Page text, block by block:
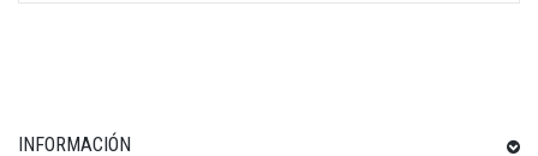
INFORMACIÓN